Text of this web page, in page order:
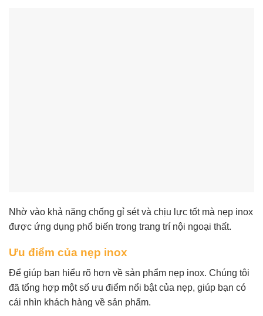
Nhờ vào khả năng chống gỉ sét và chịu lực tốt mà nẹp inox
được ứng dụng phổ biến trong trang trí nội ngoại thất.
Ưu điểm của nẹp inox
Để giúp bạn hiểu rõ hơn về sản phẩm nẹp inox. Chúng tôi
đã tổng hợp một số ưu điểm nổi bật của nẹp, giúp bạn có
cái nhìn khách hàng về sản phẩm.